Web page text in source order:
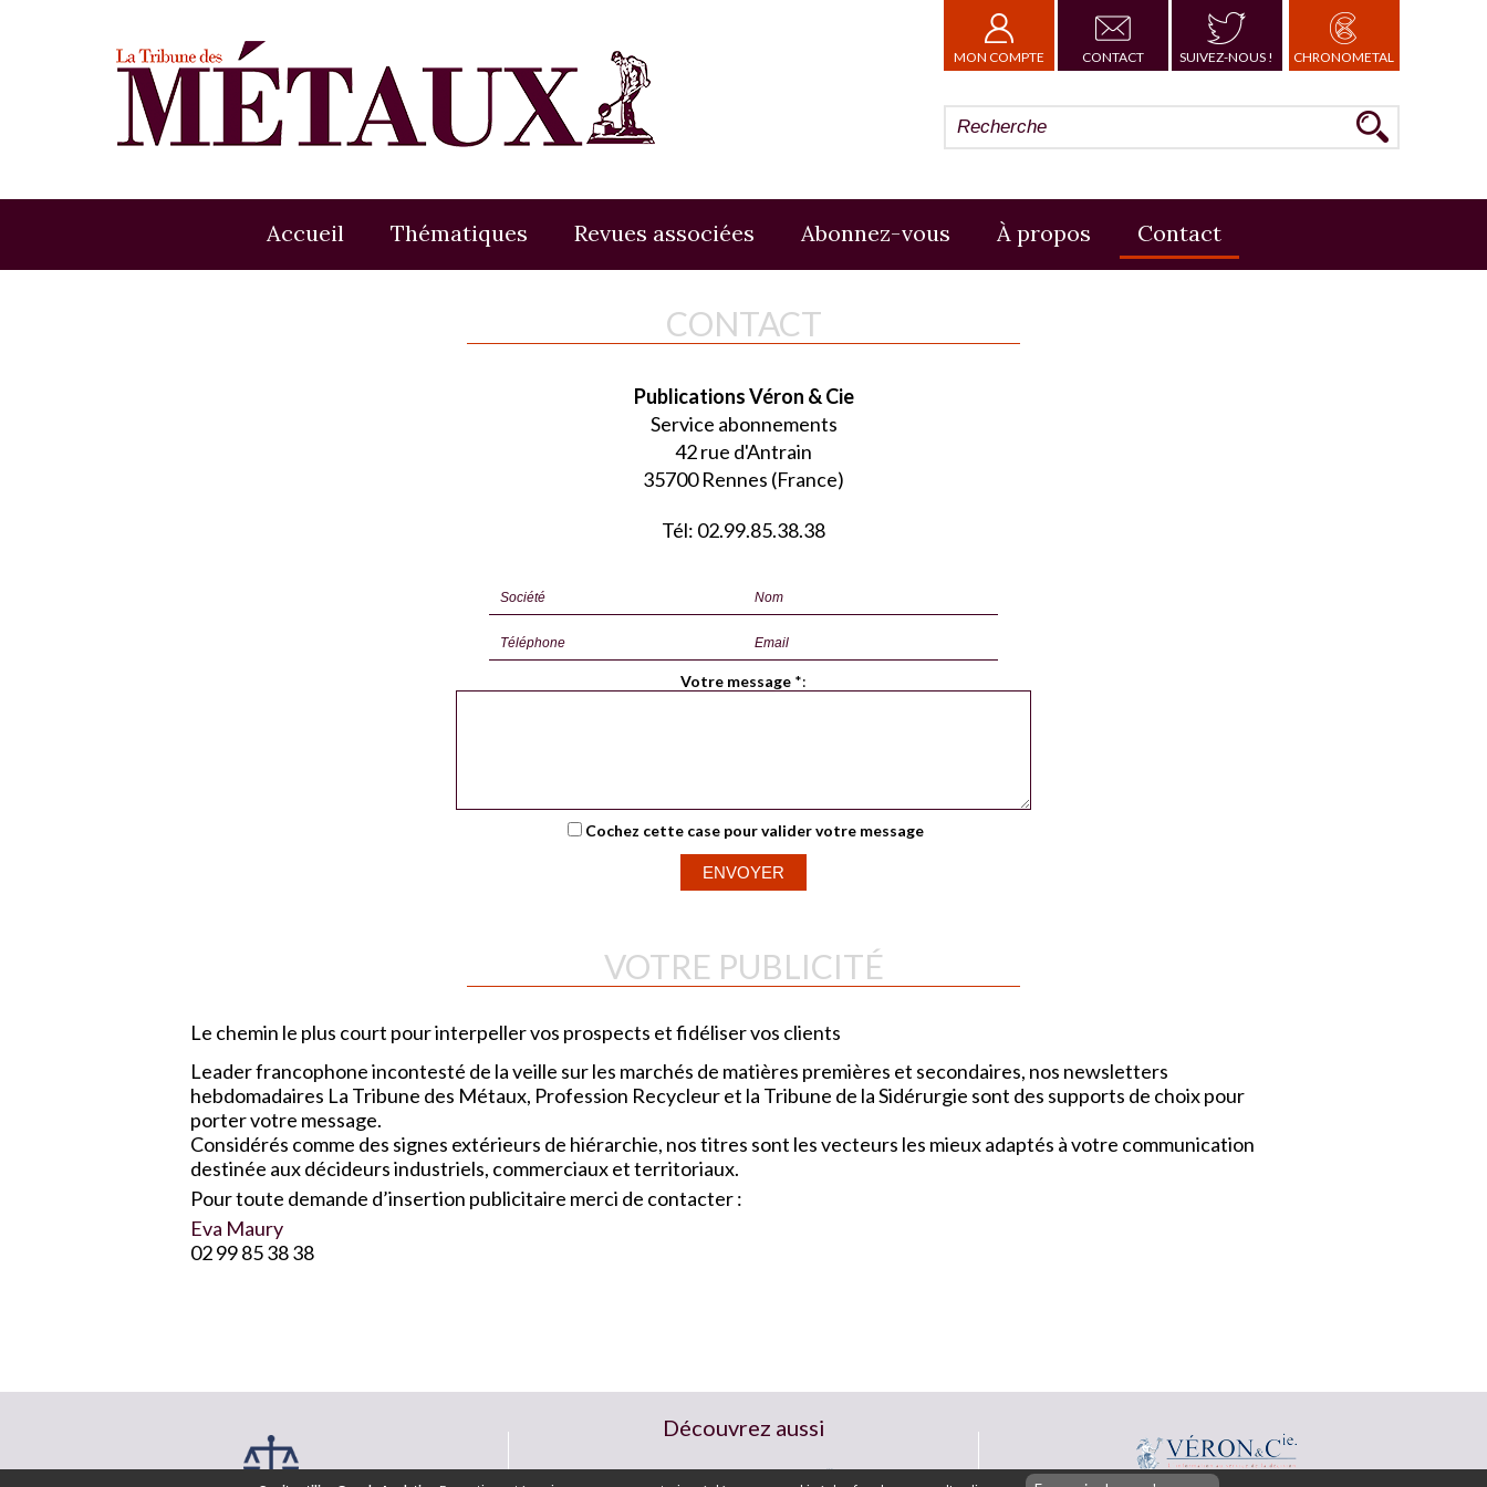
MON COMPTE CONTACT SUIVEZ-NOUS ! CHRONOMETAL
Accueil Thématiques Revues associées Abonnez-vous À propos Contact
CONTACT
Publications Véron & Cie
Service abonnements
42 rue d'Antrain
35700 Rennes (France)
Tél: 02.99.85.38.38
Votre message *:
Cochez cette case pour valider votre message
VOTRE PUBLICITÉ
Le chemin le plus court pour interpeller vos prospects et fidéliser vos clients
Leader francophone incontesté de la veille sur les marchés de matières premières et secondaires, nos newsletters
hebdomadaires La Tribune des Métaux, Profession Recycleur et la Tribune de la Sidérurgie sont des supports de choix pour
porter votre message.
Considérés comme des signes extérieurs de hiérarchie, nos titres sont les vecteurs les mieux adaptés à votre communication
destinée aux décideurs industriels, commerciaux et territoriaux.
Pour toute demande d’insertion publicitaire merci de contacter :
Eva Maury
02 99 85 38 38
Découvrez aussi